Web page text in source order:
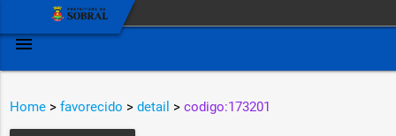
menu
Home > favorecido > detail > codigo:173201